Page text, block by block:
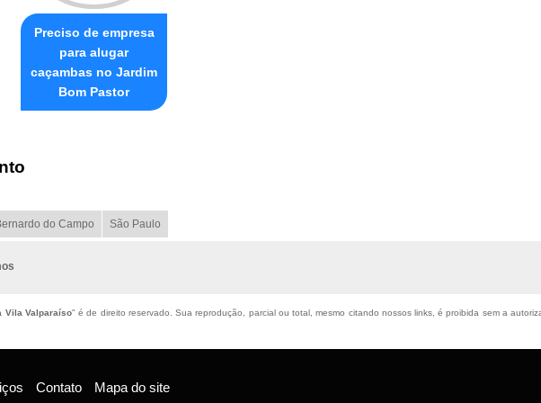
Preciso de empresa
para alugar
caçambas no Jardim
Bom Pastor
do Campo São Paulo
Vila Valparaíso" é de direito reservado. Sua reprodução, parcial ou total, mesmo citando nossos links, é proibida sem a
Contato Mapa do site